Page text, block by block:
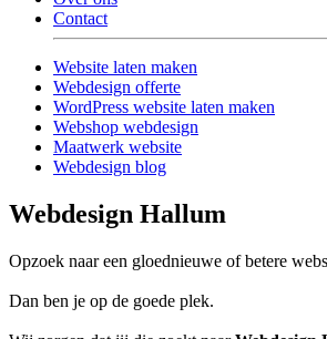
Contact
Website laten maken
Webdesign offerte
WordPress website laten maken
Webshop webdesign
Maatwerk website
Webdesign blog
Webdesign Hallum
Opzoek naar een gloednieuwe of betere
Dan ben je op de goede plek.